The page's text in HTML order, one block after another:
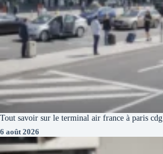
Tout savoir sur le terminal air france à paris cdg
6 août 2026